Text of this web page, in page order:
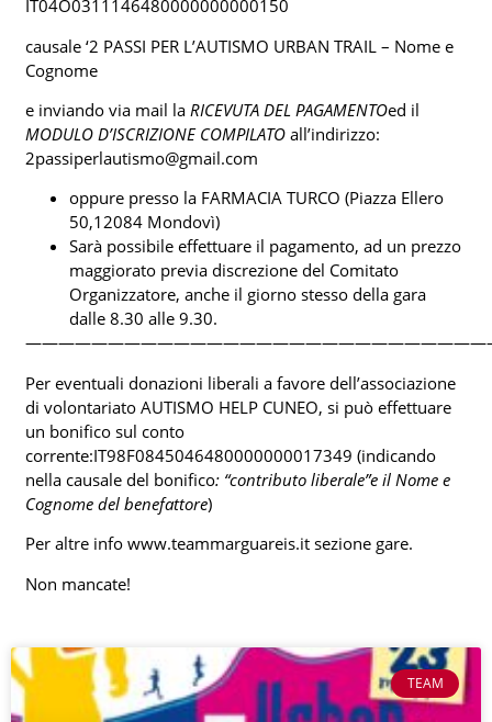
IT04O0311146480000000000150
causale ‘2 PASSI PER L’AUTISMO URBAN TRAIL – Nome e
Cognome
e inviando via mail laRICEVUTA DEL PAGAMENTOed il
MODULO D’ISCRIZIONE COMPILATOall’indirizzo:
2passiperlautismo@gmail.com
oppure presso la FARMACIA TURCO (Piazza Ellero
50,12084 Mondovì)
Sarà possibile effettuare il pagamento, ad un prezzo
maggiorato previa discrezione del Comitato
Organizzatore, anche il giorno stesso della gara
dalle 8.30 alle 9.30.
Per eventuali donazioni liberali a favore dell’associazione
di volontariato AUTISMO HELP CUNEO, si può effettuare
un bonifico sul conto
corrente:IT98F0845046480000000017349 (indicando
nella causale del bonifico: “contributo liberale”e il Nome e
Cognome del benefattore)
Per altre info www.teammarguareis.it sezione gare.
Non mancate!
TEAM